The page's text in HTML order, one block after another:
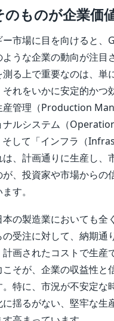
のものが企業価
ー市場に目を向けると
うな企業の動向が注目
測る上で重要なのは、単
れをいかに安定的かつ
産管理（Production
ナルシステム（
そして「インフラ（
、計画通りに生産し、
、投資家や市場からの
す。
の製造業においても全
の受注に対して、納期通
画されたコストで生産
そが、企業の収益性と
特に、市況が不安定な
揺るがない、堅牢な生